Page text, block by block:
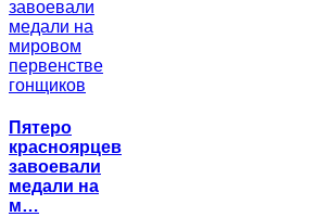
Пятеро
красноярцев
завоевали
медали на
м…